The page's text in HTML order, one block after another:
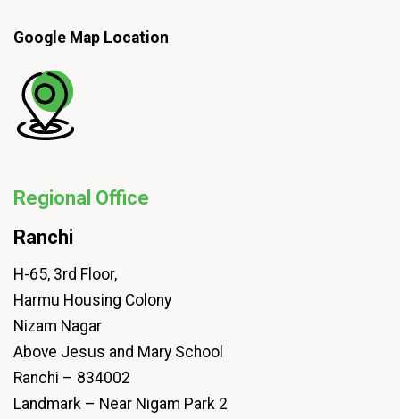
Google Map Location
Regional Office
Ranchi
H-65, 3rd Floor,
Harmu Housing Colony
Nizam Nagar
Above Jesus and Mary School
Ranchi – 834002
Landmark – Near Nigam Park 2